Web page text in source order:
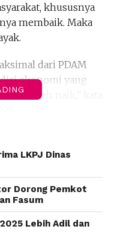
khususnya
membaik. Maka
dari PDAM
ekonomi yang
boleh naik,” kata
air dari PDAM
tidak, hal ini
kami di DPRD
Adhianto, agar
tarif air PDAM.
LKPJ Dinas
Dorong Pemkot
Fasum
Lebih Adil dan